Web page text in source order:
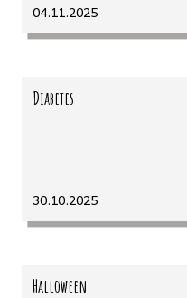
04.11.2025
Diabetes
30.10.2025
Halloween